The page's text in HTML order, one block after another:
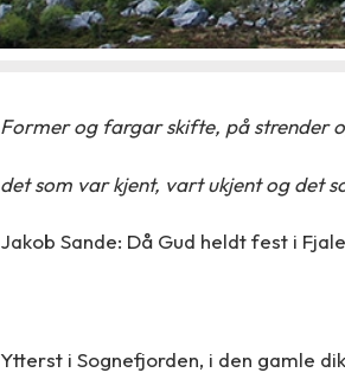
Former og fargar skifte, på strender
det som var kjent, vart ukjent og det
Jakob Sande: Då Gud heldt fest i
Ytterst i Sognefjorden, i den gamle